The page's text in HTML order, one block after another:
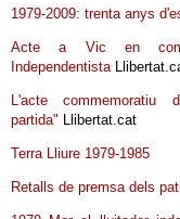
1979-2009: trenta anys
Acte a Vic en
Independentista
L'acte
partida" Llibertat.cat
Terra Lliure 1979-1985
Retalls de premsa dels